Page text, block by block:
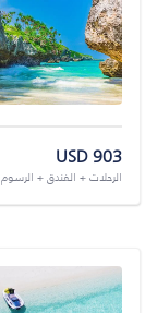
USD 903
الرحلات + الفندق +